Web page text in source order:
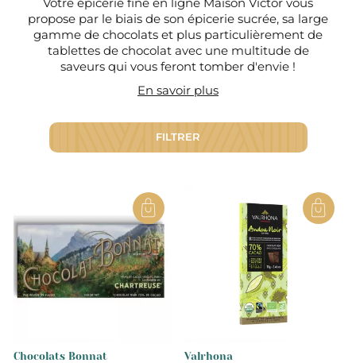
propose par le biais de son épicerie sucrée, sa large
gamme de chocolats et plus particulièrement de
tablettes de chocolat avec une multitude de
saveurs qui vous feront tomber d'envie !
En savoir plus
FILTRER
Chocolats Bonnat Valrhona